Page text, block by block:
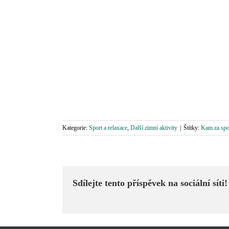
Kategorie: Sport a relaxace Další zimní aktivity | Štítky: Kam za
Sdílejte tento příspěvek na sociální síti!